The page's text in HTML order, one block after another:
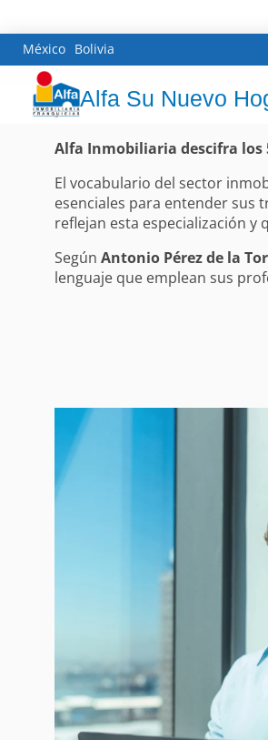
México Bolivia
Alfa Su Nuevo
Alfa Inmobiliaria descifra
El vocabulario del sector
esenciales para entender sus
reflejan esta especialización
Según Antonio Pérez de la
lenguaje que emplean sus